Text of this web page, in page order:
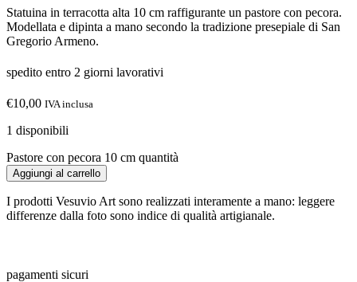
Statuina in terracotta alta 10 cm raffigurante un pastore con pecora.
Modellata e dipinta a mano secondo la tradizione presepiale di San
Gregorio Armeno.
spedito entro 2 giorni lavorativi
€10,00 IVA inclusa
1 disponibili
Pastore con pecora 10 cm quantità
Aggiungi al carrello
I prodotti Vesuvio Art sono realizzati interamente a mano: leggere
differenze dalla foto sono indice di qualità artigianale.
pagamenti sicuri